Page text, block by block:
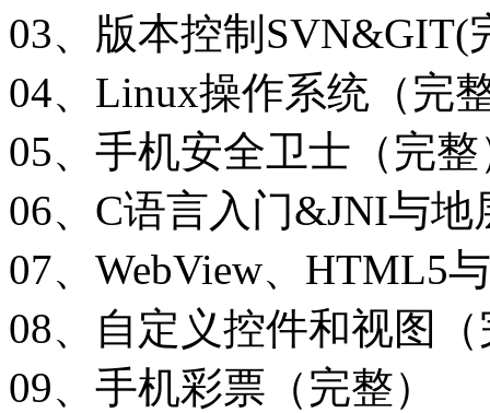
03、版本控制SVN&GIT(
04、Linux操作系统（完
05、手机安全卫士（完整
06、C语言入门&JNI与地
07、WebView、HTML5
08、自定义控件和视图
09、手机彩票（完整）